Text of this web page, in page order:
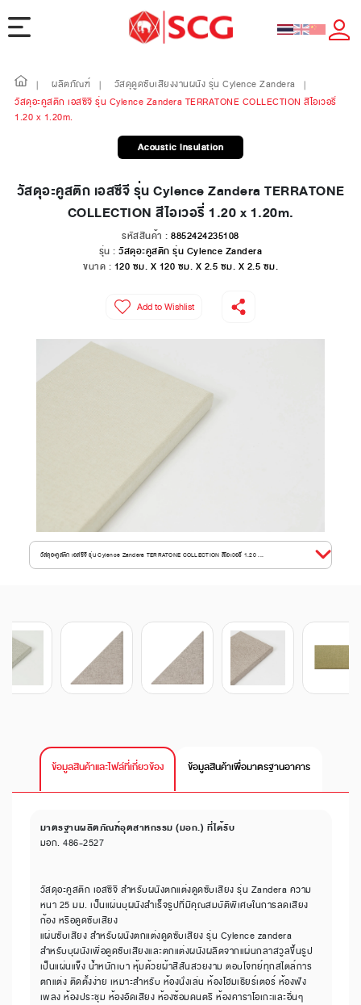
| ผลิตภัณฑ์ | วัสดุดูดซับเสียงงานผนัง รุ่น Cylence Zandera
|
วัสดุอะคูสติก เอสซีจี รุ่น Cylence Zandera TERRATONE COLLECTION สีไอเวอรี่
1.20 x 1.20m.
Acoustic Insulation
วัสดุอะคูสติก เอสซีจี รุ่น Cylence Zandera TERRATONE
COLLECTION สีไอเวอรี่ 1.20 x 1.20m.
รหัสสินค้า : 8852424235108
รุ่น : วัสดุอะคูสติก รุ่น Cylence Zandera
ขนาด : 120 ซม. X 120 ซม. X 2.5 ซม. X 2.5 ซม.
Add to Wishlist
วัสดุอะคูสติก เอสซีจี รุ่น Cylence Zandera TERRATONE COLLECTION สีไอเวอรี่ 1.20 ...
ข้อมูลสินค้าและไฟล์ที่เกี่ยวข้อง ข้อมูลสินค้าเพื่อมาตรฐานอาคาร
มาตรฐานผลิตภัณฑ์อุตสาหกรรม (มอก.) ที่ได้รับ
มอก. 486-2527
วัสดุอะคูสติก เอสซีจี สำหรับผนังตกแต่งดูดซับเสียง รุ่น Zandera ความ
หนา 25 มม. เป็นแผ่นบุผนังสำเร็จรูปที่มีคุณสมบัติพิเศษในการลดเสียง
ก้อง หรือดูดซับเสียง
แผ่นซับเสียง สำหรับผนังตกแต่งดูดซับเสียง รุ่น Cylence zandera
สำหรับบุผนังเพื่อดูดซับเสียงและตกแต่งผนังผลิตจากแผ่นกลาสวูลขึ้นรูป
เป็นแผ่นแข็ง น้ำหนักเบา หุ้มด้วยผ้าสีสันสวยงาม ตอบโจทย์ทุกสไตล์การ
ตกแต่ง ติดตั้งง่าย เหมาะสำหรับ ห้องนั่งเล่น ห้องโฮมเธียร์เตอร์ ห้องฟัง
เพลง ห้องประชุม ห้องอัดเสียง ห้องซ้อมดนตรี ห้องคาราโอเกะและอื่นๆ